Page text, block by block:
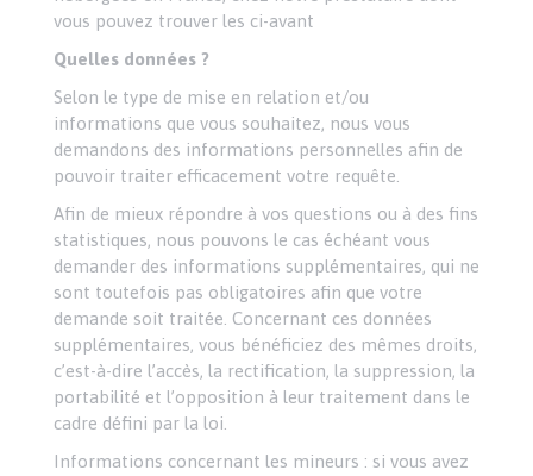
vous pouvez trouver les ci-avant
Quelles données ?
Selon le type de mise en relation et/ou
informations que vous souhaitez, nous vous
demandons des informations personnelles afin de
pouvoir traiter efficacement votre requête.
Afin de mieux répondre à vos questions ou à des fins
statistiques, nous pouvons le cas échéant vous
demander des informations supplémentaires, qui ne
sont toutefois pas obligatoires afin que votre
demande soit traitée. Concernant ces données
supplémentaires, vous bénéficiez des mêmes droits,
c’est-à-dire l’accès, la rectification, la suppression, la
portabilité et l’opposition à leur traitement dans le
cadre défini par la loi.
Informations concernant les mineurs : si vous avez